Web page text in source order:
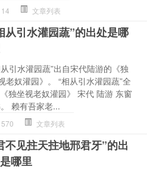
14 文章列表
从引水灌园蔬”的出处是哪
引水灌园蔬”出自宋代陆游的《独
老奴灌园》。 “相从引水灌园蔬”全
独坐视老奴灌园》 宋代 陆游 东窗
赖有吾家老...
570 文章列表
不见拄天拄地邢君牙”的出
哪里